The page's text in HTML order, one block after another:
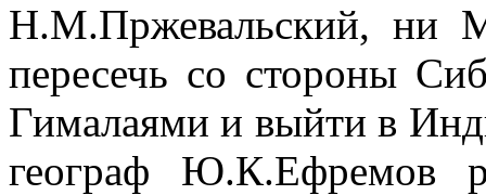
Н.М.Пржевальский, ни
пересечь со стороны
Гималаями и выйти в
географ Ю.К.Ефремов